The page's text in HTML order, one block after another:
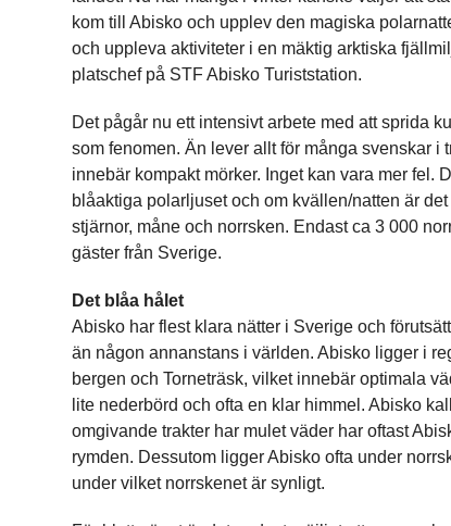
kom till Abisko och upplev den magiska
och uppleva aktiviteter i en mäktig arktiska
platschef på STF Abisko Turiststation.
Det pågår nu ett intensivt arbete med att sprida
som fenomen. Än lever allt för många svenskar i
innebär kompakt mörker. Inget kan vara mer fel.
blåaktiga polarljuset och om kvällen/natten är
stjärnor, måne och norrsken. Endast ca 3 000
gäster från Sverige.
Det blåa hålet
Abisko har flest klara nätter i Sverige och
än någon annanstans i världen. Abisko ligger i
bergen och Torneträsk, vilket innebär optimala
lite nederbörd och ofta en klar himmel. Abisko
omgivande trakter har mulet väder har oftast
rymden. Dessutom ligger Abisko ofta under
under vilket norrskenet är synligt.